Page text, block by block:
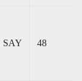
SAY 48